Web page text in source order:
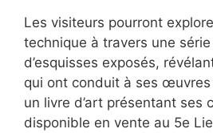
Les visiteurs pourront
technique à travers une
d’esquisses exposés,
qui ont conduit à ses œuvres
un livre d’art présentant ses
disponible en vente au 5e